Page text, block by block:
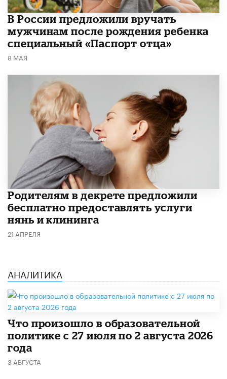
В России предложили вручать
мужчинам после рождения ребенка
специальный «Паспорт отца»
8 МАЯ
Родителям в декрете предложили
бесплатно предоставлять услуги
нянь и клининга
21 АПРЕЛЯ
АНАЛИТИКА
​Что произошло в образовательной
политике с 27 июля по 2 августа 2026
года
3 АВГУСТА